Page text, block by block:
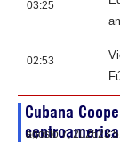
03:25
02:53
Cubana
agosto 7, 2026